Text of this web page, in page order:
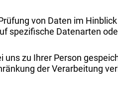
von Daten im
spezifische Datenarten
zu Ihrer Person
der Verarbeitung